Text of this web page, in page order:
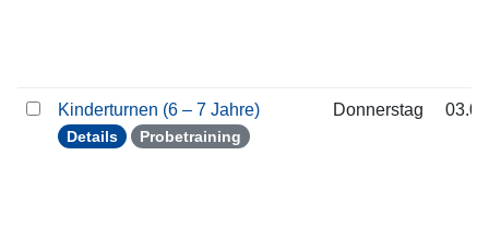
Kinderturnen (6 – 7 Jahre)
Details Probetraining
Donnerstag